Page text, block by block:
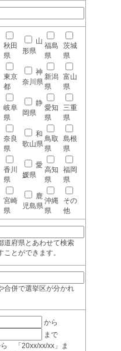
秋田
県
山
形県
福島
県
茨城
県
東京
都
神
奈川県
新潟
県
富山
県
岐阜
県
静
岡県
愛知
県
三重
県
奈良
県
和
歌山県
鳥取
県
島根
県
香川
県
愛
媛県
高知
県
福岡
県
宮崎
県
鹿
児島県
沖縄
県
その
他
道府県とあわせて検索
とができます。
合併で選挙区が分かれ
から
まで
「20xx/xx/xx」ま